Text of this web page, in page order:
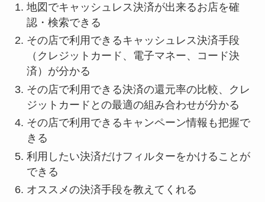
地図でキャッシュレス決済が出来るお店を確
認・検索できる
その店で利用できるキャッシュレス決済手段
（クレジットカード、電子マネー、コード決
済）が分かる
その店で利用できる決済の還元率の比較、クレ
ジットカードとの最適の組み合わせが分かる
その店で利用できるキャンペーン情報も把握で
きる
利用したい決済だけフィルターをかけることが
できる
オススメの決済手段を教えてくれる